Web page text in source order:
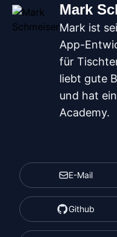
Mark
Mark ist
App-
für
liebt gute
und hat
Academy.
E-Mail
Github